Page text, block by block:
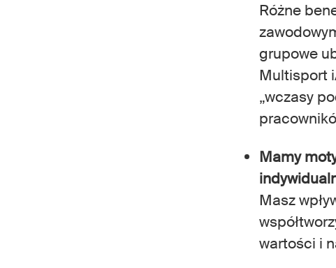
Różne
grupowe
Multisport
„wczasy
Mamy
Masz
wartości i